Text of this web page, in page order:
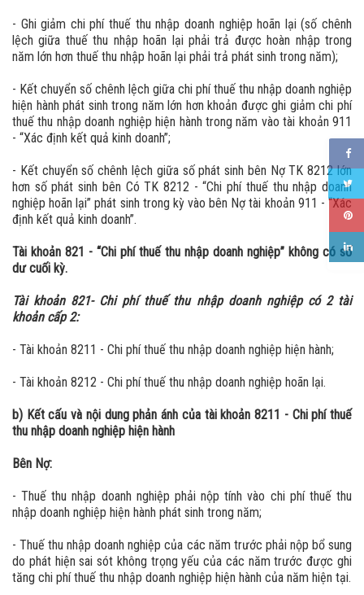
- Ghi giảm chi phí thuế thu nhập doanh nghiệp hoãn lại (số chênh
lệch giữa thuế thu nhập hoãn lại phải trả được hoàn nhập trong
năm lớn hơn thuế thu nhập hoãn lại phải trả phát sinh trong năm);
- Kết chuyển số chênh lệch giữa chi phí thuế thu nhập doanh nghiệp
hiện hành phát sinh trong năm lớn hơn khoản được ghi giảm chi phí
thuế thu nhập doanh nghiệp hiện hành trong năm vào tài khoản 911
- “Xác định kết quả kinh doanh”;
- Kết chuyển số chênh lệch giữa số phát sinh bên Nợ TK 8212 lớn
hơn số phát sinh bên Có TK 8212 - “Chi phí thuế thu nhập doanh
nghiệp hoãn lại” phát sinh trong kỳ vào bên Nợ tài khoản 911 - “Xác
định kết quả kinh doanh”.
Tài khoản 821 - “Chi phí thuế thu nhập doanh nghiệp” không có số
dư cuối kỳ.
Tài khoản 821- Chi phí thuế thu nhập doanh nghiệp có 2 tài
khoản cấp 2:
- Tài khoản 8211 - Chi phí thuế thu nhập doanh nghiệp hiện hành;
- Tài khoản 8212 - Chi phí thuế thu nhập doanh nghiệp hoãn lại.
b) Kết cấu và nội dung phản ánh của tài khoản 8211 - Chi phí thuế
thu nhập doanh nghiệp hiện hành
Bên Nợ:
- Thuế thu nhập doanh nghiệp phải nộp tính vào chi phí thuế thu
nhập doanh nghiệp hiện hành phát sinh trong năm;
- Thuế thu nhập doanh nghiệp của các năm trước phải nộp bổ sung
do phát hiện sai sót không trọng yếu của các năm trước được ghi
tăng chi phí thuế thu nhập doanh nghiệp hiện hành của năm hiện tại.